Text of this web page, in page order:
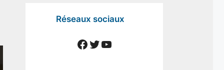
Réseaux sociaux
Facebook
Twitter
YouTube